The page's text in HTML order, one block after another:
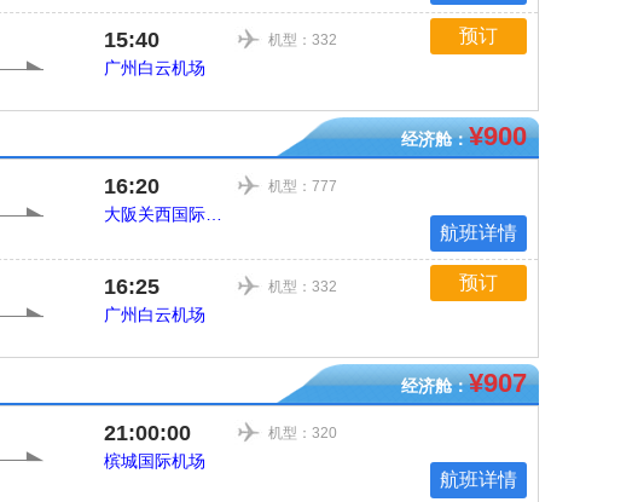
15:40
广州白云机场
机型：332 预订
经济舱：¥900
16:20 机型：777
航班详情
16:25
广州白云机场
机型：332 预订
经济舱：¥907
21:00:00
槟城国际机场
机型：320
航班详情